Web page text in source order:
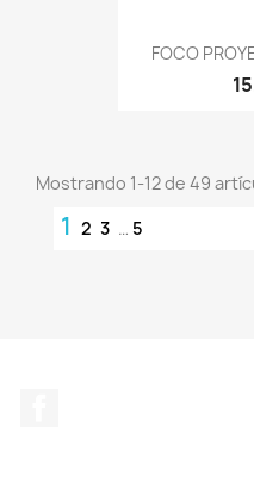
FOCO
Mostrando 1-12 de 49
1 2 3 … 5